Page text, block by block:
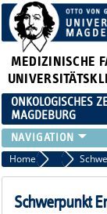
MEDIZINISCHE
ONKOLOGISCHES
MAGDEBURG
ORGANISATION
TUMORBOARDS
ONKOLOGISCHE
Home Studien
Schwerpunkt